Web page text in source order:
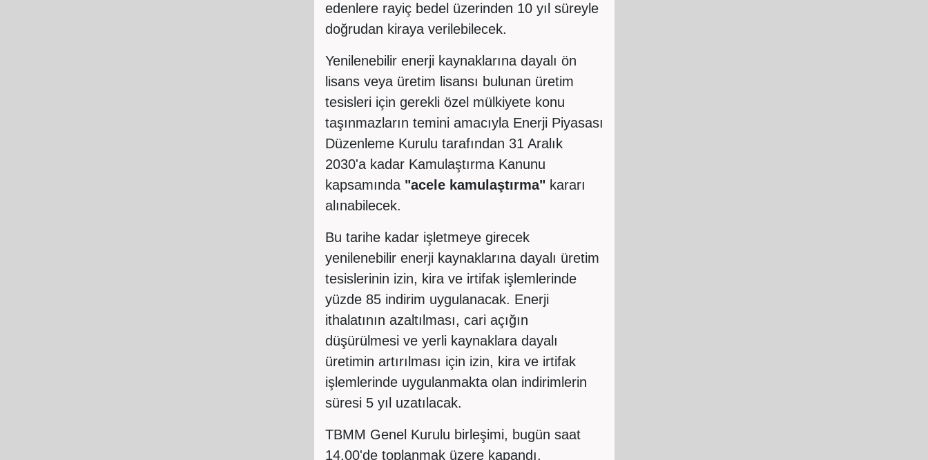
edenlere rayiç bedel üzerinden 10 yıl süreyle
doğrudan kiraya verilebilecek.
Yenilenebilir enerji kaynaklarına dayalı ön
lisans veya üretim lisansı bulunan üretim
tesisleri için gerekli özel mülkiyete konu
taşınmazların temini amacıyla Enerji Piyasası
Düzenleme Kurulu tarafından 31 Aralık
2030'a kadar Kamulaştırma Kanunu
kapsamında "acele kamulaştırma" kararı
alınabilecek.
Bu tarihe kadar işletmeye girecek
yenilenebilir enerji kaynaklarına dayalı üretim
tesislerinin izin, kira ve irtifak işlemlerinde
yüzde 85 indirim uygulanacak. Enerji
ithalatının azaltılması, cari açığın
düşürülmesi ve yerli kaynaklara dayalı
üretimin artırılması için izin, kira ve irtifak
işlemlerinde uygulanmakta olan indirimlerin
süresi 5 yıl uzatılacak.
TBMM Genel Kurulu birleşimi, bugün saat
14.00'de toplanmak üzere kapandı.